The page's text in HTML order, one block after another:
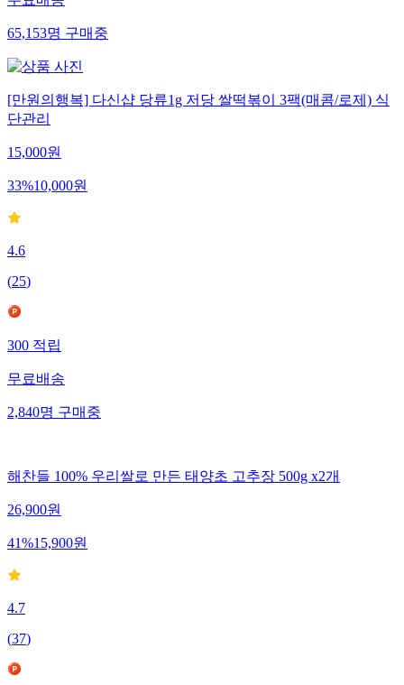
무료배송
65,153명구매중
[만원의행복] 다신샵 당류1g 저당 쌀떡볶이 3팩(매콤/로제) 식
단관리
15,000원
33%10,000원
4.6
(25)
300적립
무료배송
2,840명구매중
해찬들 100% 우리쌀로 만든 태양초 고추장 500g x2개
26,900원
41%15,900원
4.7
(37)